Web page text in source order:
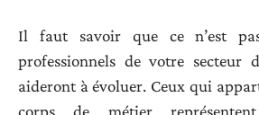
Il faut savoir que ce n’est
professionnels de votre secteur
aideront à évoluer. Ceux qui
corps de métier